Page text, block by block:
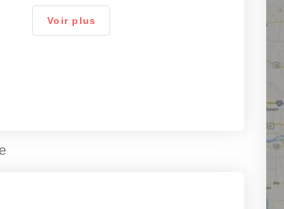
Voir plus